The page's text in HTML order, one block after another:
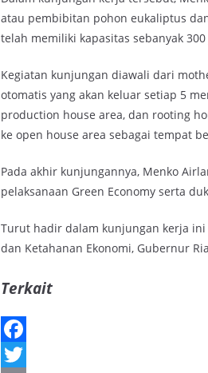
atau pembibitan pohon eukaliptus
telah memiliki kapasitas sebanyak
Kegiatan kunjungan diawali dari
otomatis yang akan keluar setiap 5
production house area, dan rooting
ke open house area sebagai tempat
Pada akhir kunjungannya, Menko
pelaksanaan Green Economy serta
Turut hadir dalam kunjungan kerja ini
dan Ketahanan Ekonomi, Gubernur
Terkait
F